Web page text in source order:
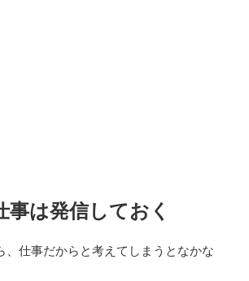
事は発信しておく
、仕事だからと考えてしまうとなかな